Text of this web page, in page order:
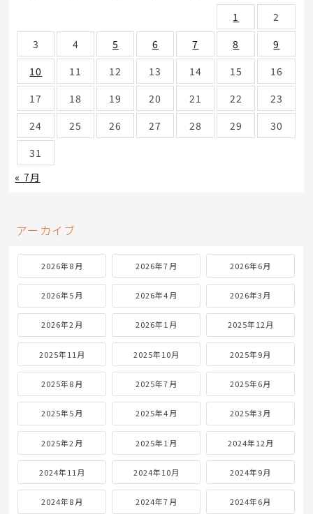
1
2
3
4 5 6 7 8
9
10
11 12 13 14 15
16
17
18 19 20 21 22
23
24
25 26 27 28 29
30
31
« 7月
アーカイブ
2026年8月 2026年7月 2026年6月
2026年5月 2026年4月 2026年3月
2026年2月 2026年1月 2025年12月
2025年11月 2025年10月 2025年9月
2025年8月 2025年7月 2025年6月
2025年5月 2025年4月 2025年3月
2025年2月 2025年1月 2024年12月
2024年11月 2024年10月 2024年9月
2024年8月 2024年7月 2024年6月